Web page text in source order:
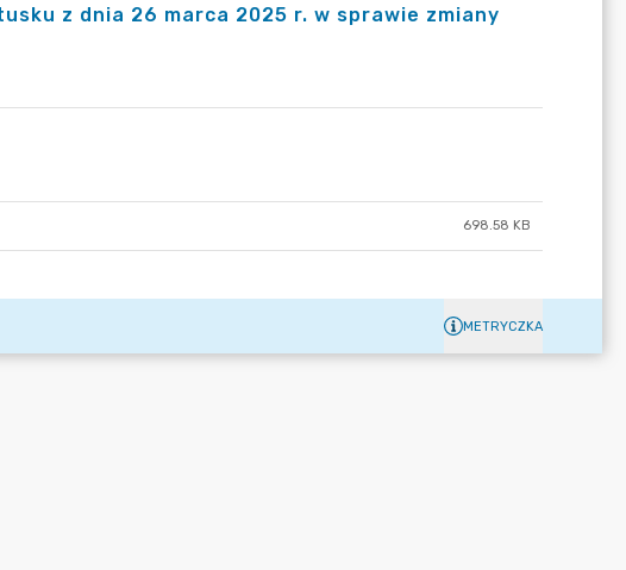
z dnia 26 marca 2025 r. w sprawie zmiany
698.58 KB
METRYCZKA